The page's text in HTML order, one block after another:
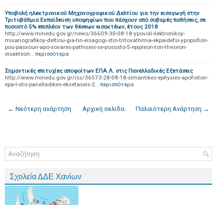
Υποβολή ηλεκτρονικού Μηχανογραφικού Δελτίου για την εισαγωγή στην
Τριτοβάθμια Εκπαίδευση υποψηφίων που πάσχουν από σοβαρές παθήσεις, σε
ποσοστό 5% επιπλέον των θέσεων εισακτέων, έτους 2018
http://www.minedu.gov.gr/news/36609-30-08-18-ypovoli-ilektronikoy-
mixanografikoy-deltiou-gia-tin-eisagogi-stin-tritovathmia-ekpaidefsi-ypopsifion-
pou-pasxoun-apo-sovares-pathiseis-se-pososto-5-epipleon-ton-theseon-
eisakteon… περισσότερα
Σημαντικές επιτυχίες αποφοίτων ΕΠΑ.Λ. στις Πανελλαδικές Εξετάσεις
http://www.minedu.gov.gr/rss/36573-28-08-18-simantikes-epityxies-apofoiton-
epa-l-stis-panelladikes-eksetaseis-2… περισσότερα
← Νεότερη ανάρτηση Παλαιότερη Ανάρτηση →
Αρχική σελίδα
Σχολεία ΔΔΕ Χανίων